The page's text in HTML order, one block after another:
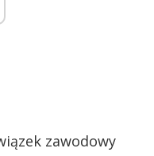
zawodowy